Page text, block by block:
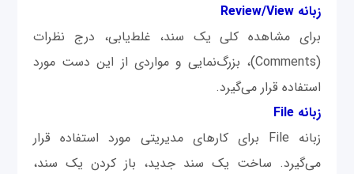
زبانه Review/View
برای مشاهده کلی یک سند، غلط‌یابی، درج نظرات
(Comments)، بزرگ‌نمایی و مواردی از این دست مورد
استفاده قرار می‌گیرد.
زبانه File
زبانه File برای کارهای مدیریتی مورد استفاده قرار
می‌گیرد. ساخت یک سند جدید، باز کردن یک سند،